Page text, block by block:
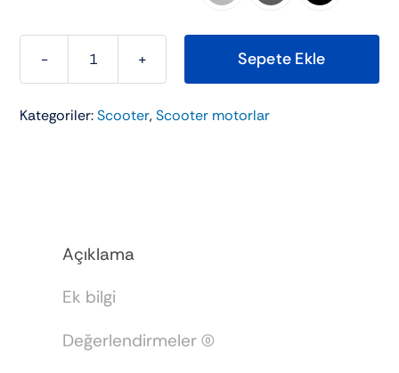
RKS
150
Sepete Ekle
Kategoriler:Scooter,Scooter motorlar
Açıklama
Ek bilgi
Değerlendirmeler (0)